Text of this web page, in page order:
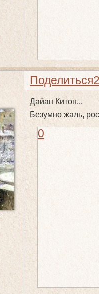
Поделиться
Дайан Китон...
Безумно жаль,
0